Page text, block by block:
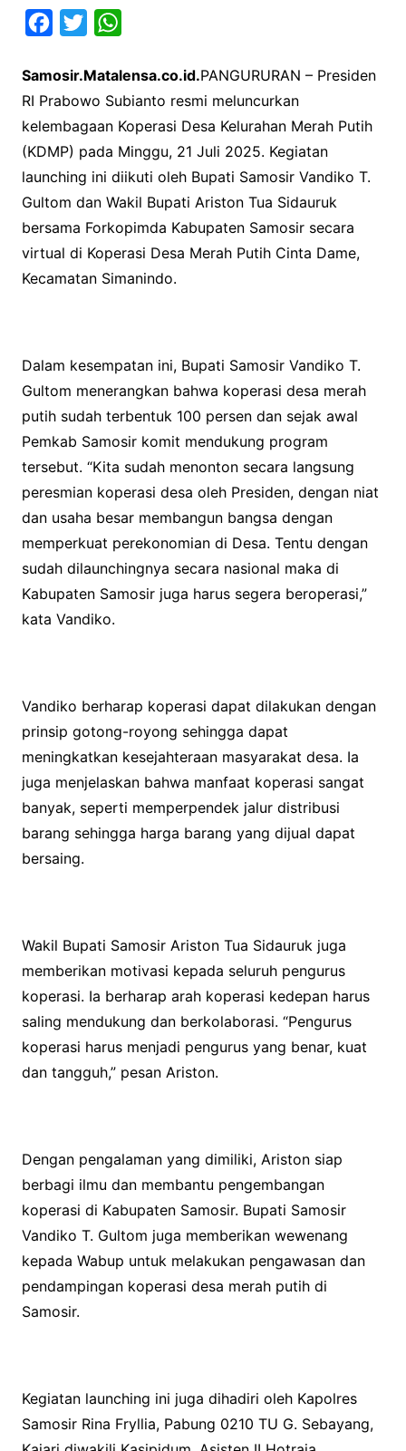
c
e
b
o
o
k
i
t
t
e
a
t
s
A
p
p
Samosir.Matalensa.co.id.PANGURURAN – Presiden
RI Prabowo Subianto resmi meluncurkan
kelembagaan Koperasi Desa Kelurahan Merah Putih
(KDMP) pada Minggu, 21 Juli 2025. Kegiatan
launching ini diikuti oleh Bupati Samosir Vandiko T.
Gultom dan Wakil Bupati Ariston Tua Sidauruk
bersama Forkopimda Kabupaten Samosir secara
virtual di Koperasi Desa Merah Putih Cinta Dame,
Kecamatan Simanindo.
Dalam kesempatan ini, Bupati Samosir Vandiko T.
Gultom menerangkan bahwa koperasi desa merah
putih sudah terbentuk 100 persen dan sejak awal
Pemkab Samosir komit mendukung program
tersebut. “Kita sudah menonton secara langsung
peresmian koperasi desa oleh Presiden, dengan niat
dan usaha besar membangun bangsa dengan
memperkuat perekonomian di Desa. Tentu dengan
sudah dilaunchingnya secara nasional maka di
Kabupaten Samosir juga harus segera beroperasi,”
kata Vandiko.
Vandiko berharap koperasi dapat dilakukan dengan
prinsip gotong-royong sehingga dapat
meningkatkan kesejahteraan masyarakat desa. Ia
juga menjelaskan bahwa manfaat koperasi sangat
banyak, seperti memperpendek jalur distribusi
barang sehingga harga barang yang dijual dapat
bersaing.
Wakil Bupati Samosir Ariston Tua Sidauruk juga
memberikan motivasi kepada seluruh pengurus
koperasi. Ia berharap arah koperasi kedepan harus
saling mendukung dan berkolaborasi. “Pengurus
koperasi harus menjadi pengurus yang benar, kuat
dan tangguh,” pesan Ariston.
Dengan pengalaman yang dimiliki, Ariston siap
berbagi ilmu dan membantu pengembangan
koperasi di Kabupaten Samosir. Bupati Samosir
Vandiko T. Gultom juga memberikan wewenang
kepada Wabup untuk melakukan pengawasan dan
pendampingan koperasi desa merah putih di
Samosir.
Kegiatan launching ini juga dihadiri oleh Kapolres
Samosir Rina Fryllia, Pabung 0210 TU G. Sebayang,